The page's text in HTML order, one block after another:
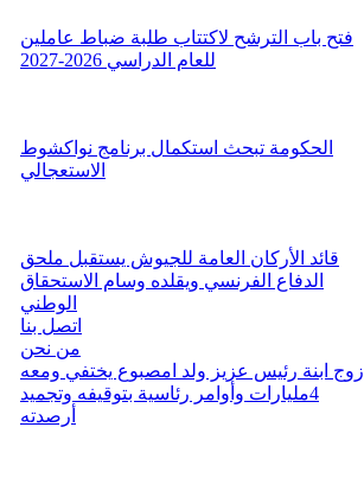
فتح باب الترشح لاكتتاب طلبة ضباط عاملين
للعام الدراسي 2026-2027
الحكومة تبحث استكمال برنامج نواكشوط
الاستعجالي
قائد الأركان العامة للجيوش يستقبل ملحق
الدفاع الفرنسي ويقلده وسام الاستحقاق
الوطني
اتصل بنا
من نحن
زوج ابنة رئيس عزيز ولد امصبوع يختفي ومعه
4مليارات وأوامر رئاسية بتوقيفه وتجميد
أرصدته